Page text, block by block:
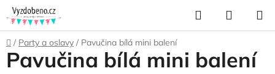
Přejít
na
obsah
Hledat
KOŠÍK
Domů
/ Party a oslavy / Pavučina bílá mini balení
Pavučina bílá mini balení